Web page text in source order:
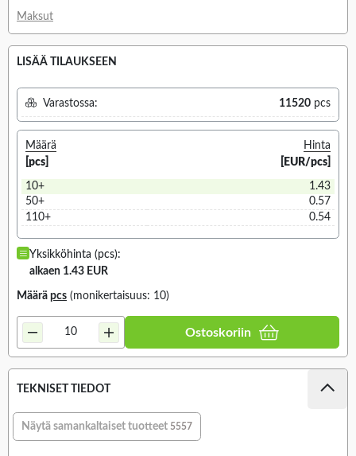
Maksut
LISÄÄ TILAUKSEEN
Varastossa: 11520 pcs
Määrä
[pcs]
Hinta
[EUR/pcs]
10+
1.43
50+
0.57
110+
0.54
Yksikköhinta (pcs):
alkaen 1.43 EUR
Määrä pcs (monikertaisuus: 10)
Ostoskoriin
TEKNISET TIEDOT
Näytä samankaltaiset tuotteet 5557